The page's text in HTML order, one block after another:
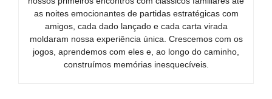
as noites emocionantes de partidas estratégicas com
amigos, cada dado lançado e cada carta virada
moldaram nossa experiência única. Crescemos com os
jogos, aprendemos com eles e, ao longo do caminho,
construímos memórias inesquecíveis.